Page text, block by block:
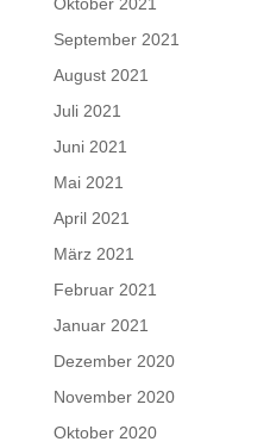
September 2021
August 2021
Juli 2021
Juni 2021
Mai 2021
April 2021
März 2021
Februar 2021
Januar 2021
Dezember 2020
November 2020
Oktober 2020